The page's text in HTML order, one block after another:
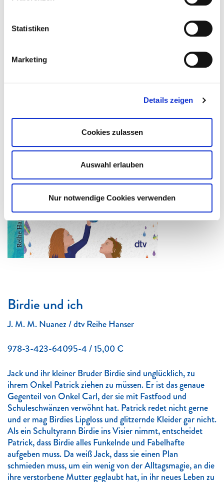
Statistiken
Marketing
Details zeigen
Cookies zulassen
Auswahl erlauben
Nur notwendige Cookies verwenden
Birdie und ich
J. M. M. Nuanez / dtv Reihe Hanser
978-3-423-64095-4 / 15,00 €
Jack und ihr kleiner Bruder Birdie sind unglücklich, zu
ihrem Onkel Patrick ziehen zu müssen. Er ist das genaue
Gegenteil von Onkel Carl, der sie mit Fastfood und
Schuleschwänzen verwöhnt hat. Patrick redet nicht gerne
und er mag Birdies Lipgloss und glitzernde Kleider gar nicht.
Als ein Schultyrann Birdie ins Visier nimmt, entscheidet
Patrick, dass Birdie alles Funkelnde und Fabelhafte
aufgeben muss. Da weiß Jack, dass sie einen Plan
schmieden muss, um ein wenig von der Alltagsmagie, an die
ihre verstorbene Mutter geglaubt hat, in ihr neues Leben zu